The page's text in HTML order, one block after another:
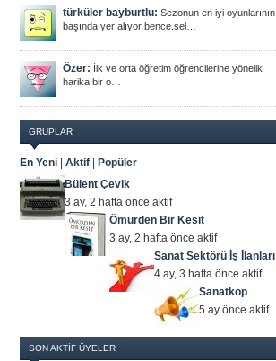
türküler bayburtlu: Sezonun en iyi oyunlarının
başında yer alıyor bence.sel…
Özer: İlk ve orta öğretim öğrencilerine yönelik
harika bir o…
GRUPLAR
En Yeni Aktif
Popüler
Bülent Çevik
3 ay, 2 hafta önce aktif
Ömürden Bir Kesit
3 ay, 2 hafta önce aktif
Sanat Sektörü İş İlanları
4 ay, 3 hafta önce aktif
Sanatkop
5 ay önce aktif
SON AKTIF ÜYELER